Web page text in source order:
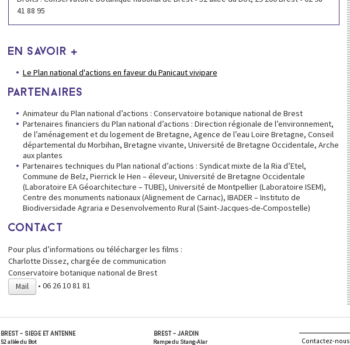
41 88 95
EN SAVOIR +
Le Plan national d'actions en faveur du Panicaut vivipare
PARTENAIRES
Animateur du Plan national d’actions : Conservatoire botanique national de Brest
Partenaires financiers du Plan national d’actions : Direction régionale de l’environnement,
de l’aménagement et du logement de Bretagne, Agence de l’eau Loire Bretagne, Conseil
départemental du Morbihan, Bretagne vivante, Université de Bretagne Occidentale, Arche
aux plantes
Partenaires techniques du Plan national d’actions : Syndicat mixte de la Ria d’Etel,
Commune de Belz, Pierrick le Hen – éleveur, Université de Bretagne Occidentale
(Laboratoire EA Géoarchitecture – TUBE), Université de Montpellier (Laboratoire ISEM),
Centre des monuments nationaux (Alignement de Carnac), IBADER – Instituto de
Biodiversidade Agraria e Desenvolvemento Rural (Saint-Jacques-de-Compostelle)
CONTACT
Pour plus d’informations ou télécharger les films :
Charlotte Dissez, chargée de communication
Conservatoire botanique national de Brest
Mail • 06 26 10 81 81
BREST - SIEGE ET ANTENNE
52 allée du Bot
BREST - JARDIN
Rampe du Stang-Alar
Contactez-nous